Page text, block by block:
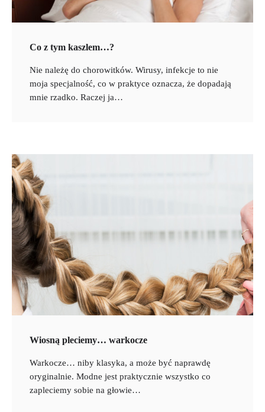
Co z tym kaszlem…?
Nie należę do chorowitków. Wirusy, infekcje to nie
moja specjalność, co w praktyce oznacza, że dopadają
mnie rzadko. Raczej ja…
Wiosną pleciemy… warkocze
Warkocze… niby klasyka, a może być naprawdę
oryginalnie. Modne jest praktycznie wszystko co
zapleciemy sobie na głowie…